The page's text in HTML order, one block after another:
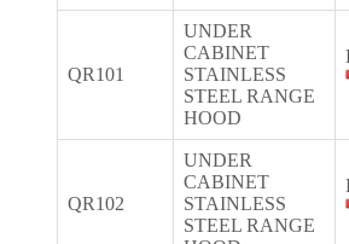
QR101
UNDER
CABINET
STAINLESS
STEEL RANGE
HOOD
QR102
UNDER
CABINET
STAINLESS
STEEL RANGE